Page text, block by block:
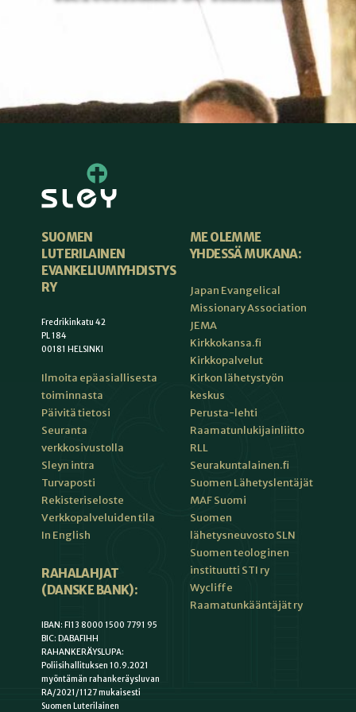
SUOMEN
LUTERILAINEN
EVANKELIUMIYHDISTYS
RY
Fredrikinkatu 42
PL 184
00181 HELSINKI
Ilmoita epäasiallisesta
toiminnasta
Päivitä tietosi
Seuranta
verkkosivustolla
Sleyn intra
Turvaposti
Rekisteriseloste
Verkkopalveluiden tila
In English
RAHALAHJAT
(DANSKE BANK):
IBAN: FI13 8000 1500 7791 95
BIC: DABAFIHH
RAHANKERÄYSLUPA:
Poliisihallituksen 10.9.2021
myöntämän rahankeräysluvan
RA/2021/1127 mukaisesti
Suomen Luterilainen
ME OLEMME
YHDESSÄ MUKANA:
Japan Evangelical
Missionary Association
JEMA
Kirkkokansa.fi
Kirkkopalvelut
Kirkon lähetystyön
keskus
Perusta-lehti
Raamatunlukijainliitto
RLL
Seurakuntalainen.fi
Suomen Lähetyslentäjät
MAF Suomi
Suomen
lähetysneuvosto SLN
Suomen teologinen
instituutti STI ry
Wycliffe
Raamatunkääntäjät ry